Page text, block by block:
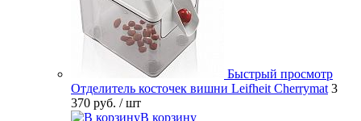
Быстрый просмотр
Отделитель косточек вишни Leifheit Cherrymat 3
370 руб. / шт
В корзину